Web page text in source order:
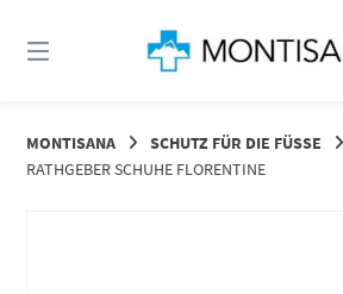
zum
MONTISANA
SCHUTZ FÜR DIE FÜSSE
RATHGEBER SCHUHE FLORENTINE